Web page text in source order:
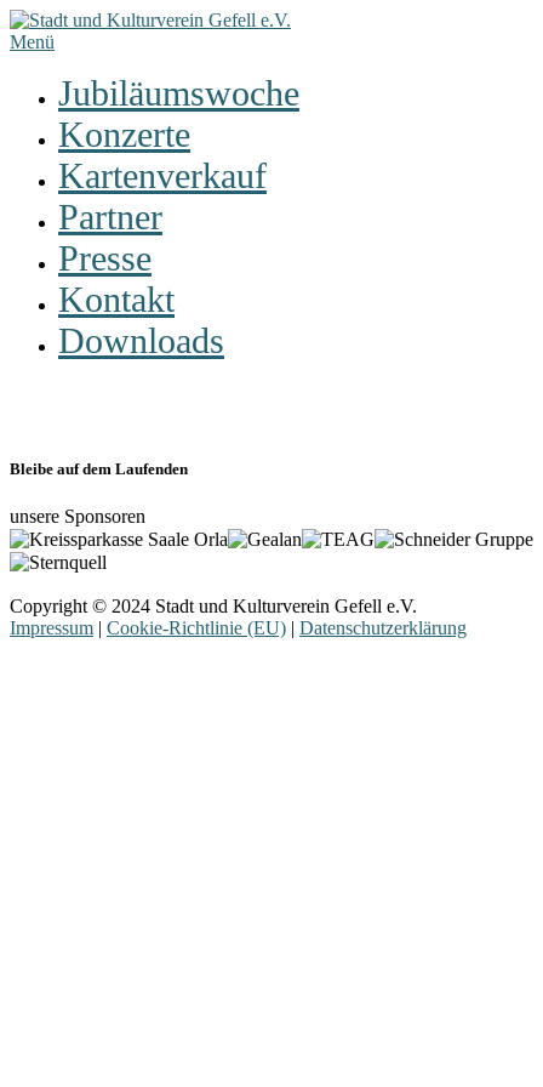
Zum
Inhalt
Menü
Jubiläumswoche
Konzerte
Kartenverkauf
Partner
Presse
Kontakt
Downloads
Bleibe auf dem Laufenden
unsere Sponsoren
Copyright © 2024 Stadt und Kulturverein Gefell e.V.
Impressum | Cookie-Richtlinie (EU) | Datenschutzerklärung